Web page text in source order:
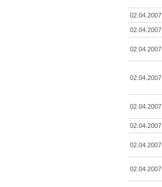
02.04.2007.
02.04.2007.
02.04.2007.
02.04.2007.
02.04.2007.
02.04.2007.
02.04.2007.
02.04.2007.